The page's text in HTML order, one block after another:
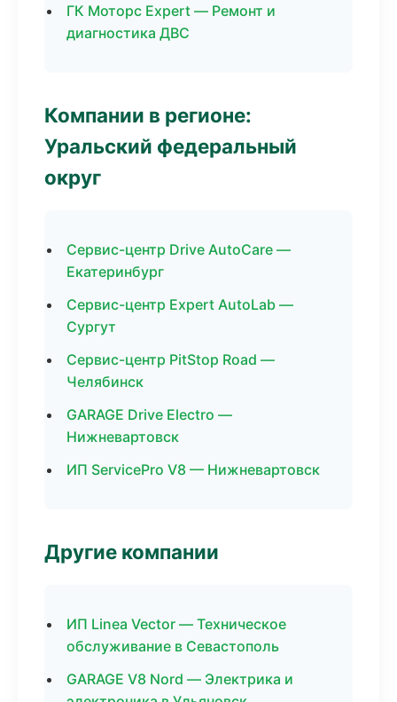
ГК Моторс Expert — Ремонт и
диагностика ДВС
Компании в регионе:
Уральский федеральный
округ
Сервис-центр Drive AutoCare —
Екатеринбург
Сервис-центр Expert AutoLab —
Сургут
Сервис-центр PitStop Road —
Челябинск
GARAGE Drive Electro —
Нижневартовск
ИП ServicePro V8 — Нижневартовск
Другие компании
ИП Linea Vector — Техническое
обслуживание в Севастополь
GARAGE V8 Nord — Электрика и